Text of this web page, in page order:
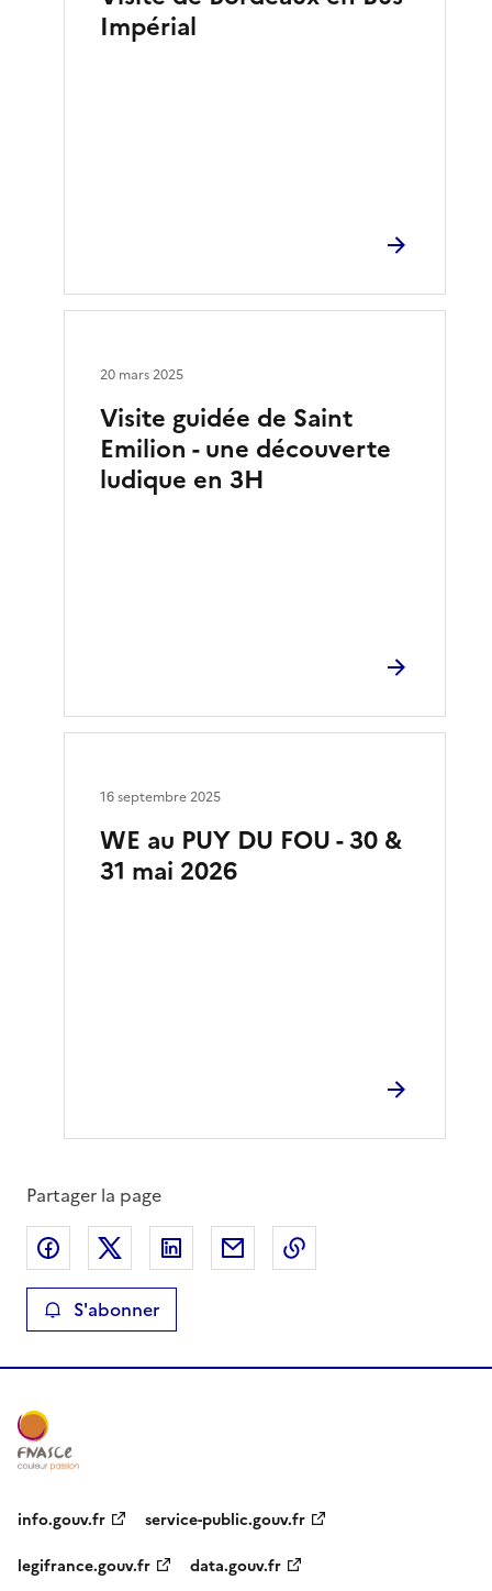
Impérial
Visite guidée de Saint
Emilion - une découverte
ludique en 3H
20 mars 2025
WE au PUY DU FOU - 30 &
31 mai 2026
16 septembre 2025
Partager la page
Partager sur Facebook
Partager sur XPartager sur LinkedIn
Partager par email
S'abonner
info.gouv.fr
service-public.gouv.fr
legifrance.gouv.fr
data.gouv.fr